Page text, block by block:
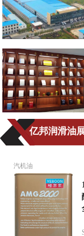
亿邦润滑油
汽机油